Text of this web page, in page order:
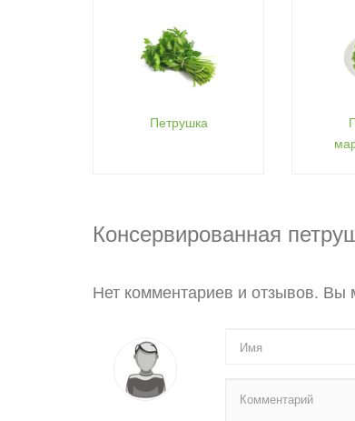
Петрушка
Консервированная
Нет комментариев и отзывов.